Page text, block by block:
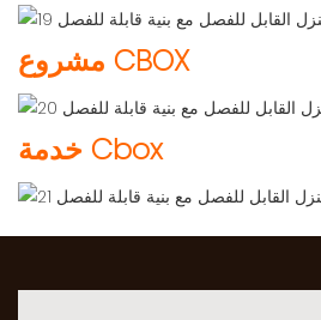
مشروع CBOX
خدمة Cbox